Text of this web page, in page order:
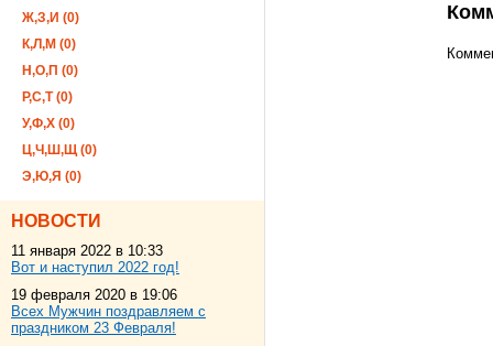
Ж,З,И (0)
К,Л,М (0)
Н,О,П (0)
Р,С,Т (0)
У,Ф,Х (0)
Ц,Ч,Ш,Щ (0)
Э,Ю,Я (0)
НОВОСТИ
11 января 2022 в 10:33
Вот и наступил 2022 год!
19 февраля 2020 в 19:06
Всех Мужчин поздравляем с
праздником 23 Февраля!